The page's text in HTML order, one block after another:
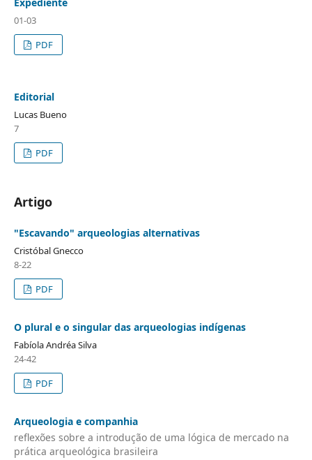
01-03
PDF
Editorial
Lucas Bueno
7
PDF
Artigo
"Escavando" arqueologias alternativas
Cristóbal Gnecco
8-22
PDF
O plural e o singular das arqueologias indígenas
Fabíola Andréa Silva
24-42
PDF
Arqueologia e companhia
reflexões sobre a introdução de uma lógica de mercado na
prática arqueológica brasileira